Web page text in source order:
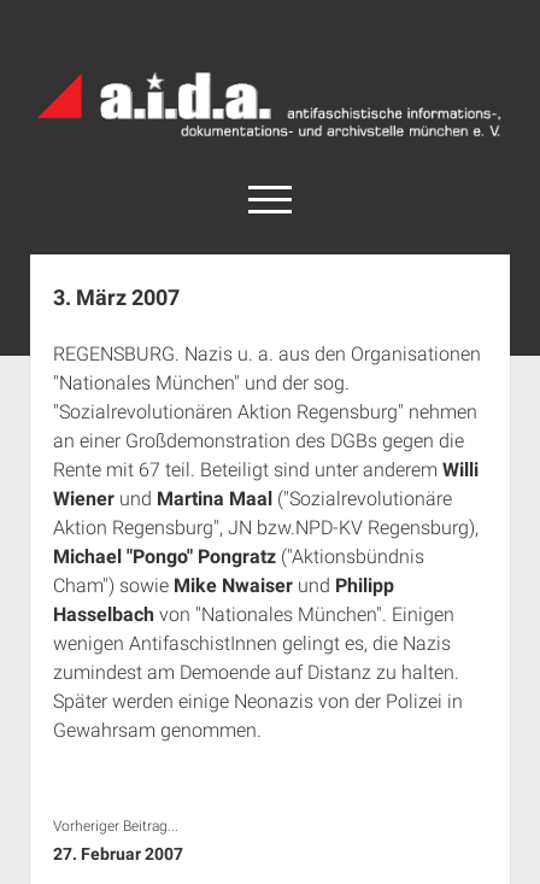
Archiv
München
open
menu
facebook
rss info@aida-archiv.de
Aktuelles
Termine
open
dropdown
menu
Antifaschistische Termine im Süden
Antifaschistische Termine in München
Rechte Termine im Süden
Rechte Termine München
Chronologie
Das Archiv
open
dropdown
menu
a.i.d.a. e. V. unterstützen
Über a.i.d.a.
RSS-Feeds, Twitter & Facebook
Bibliothek
Kontakt & PGP-Key
Impressum
3. März 2007
REGENSBURG. Nazis u. a. aus den Organisationen
"Nationales München" und der sog.
"Sozialrevolutionären Aktion Regensburg" nehmen
an einer Großdemonstration des DGBs gegen die
Rente mit 67 teil. Beteiligt sind unter anderem Willi
Wienerund Martina Maal("Sozialrevolutionäre
Aktion Regensburg", JN bzw.NPD-KV Regensburg),
Michael "Pongo" Pongratz("Aktionsbündnis
Cham") sowie Mike Nwaiserund Philipp
Hasselbachvon "Nationales München". Einigen
wenigen AntifaschistInnen gelingt es, die Nazis
zumindest am Demoende auf Distanz zu halten.
Später werden einige Neonazis von der Polizei in
Gewahrsam genommen.
Vorheriger Beitrag...
27. Februar 2007